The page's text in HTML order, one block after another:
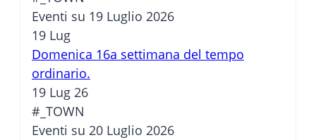
Eventi su 19 Luglio 2026
19 Lug
Domenica 16a settimana del tempo
ordinario.
19 Lug 26
#_TOWN
Eventi su 20 Luglio 2026